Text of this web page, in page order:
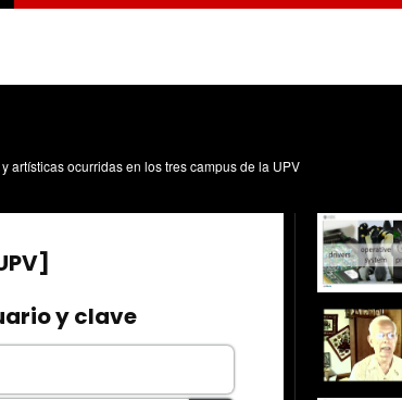
artísticas ocurridas en los tres campus de la UPV